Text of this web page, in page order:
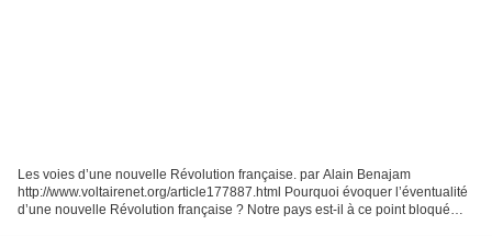
Les voies d’une nouvelle Révolution française. par Alain Benajam
http://www.voltairenet.org/article177887.html Pourquoi évoquer l’éventualité
d’une nouvelle Révolution française ? Notre pays est-il à ce point bloqué